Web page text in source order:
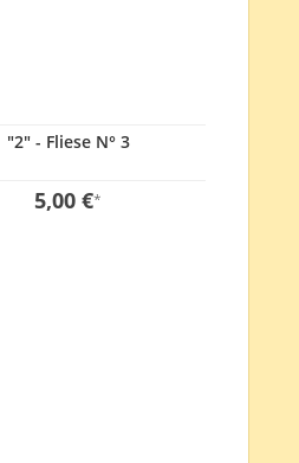
"2" - Fliese N° 3
5,00 €*